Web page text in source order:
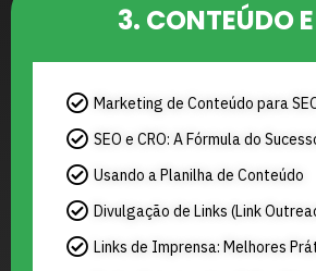
3. CONTEÚDO
Marketing de Conteúdo para
SEO e CRO: A Fórmula do
Usando a Planilha de Conteúdo
Divulgação de Links (Link
Links de Imprensa: Melhores